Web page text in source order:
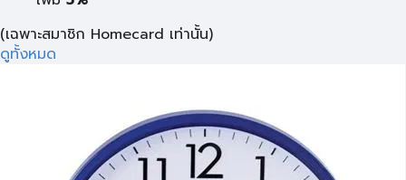
(เฉพาะสมาชิก Homecard เท่านั้น)
ดูทั้งหมด